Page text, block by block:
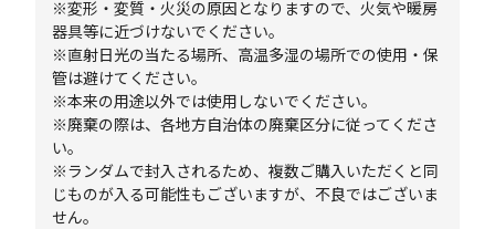
※変形・変質・火災の原因となりますので、火気や暖房
器具等に近づけないでください。
※直射日光の当たる場所、高温多湿の場所での使用・保
管は避けてください。
※本来の用途以外では使用しないでください。
※廃棄の際は、各地方自治体の廃棄区分に従ってくださ
い。
※ランダムで封入されるため、複数ご購入いただくと同
じものが入る可能性もございますが、不良ではございま
せん。